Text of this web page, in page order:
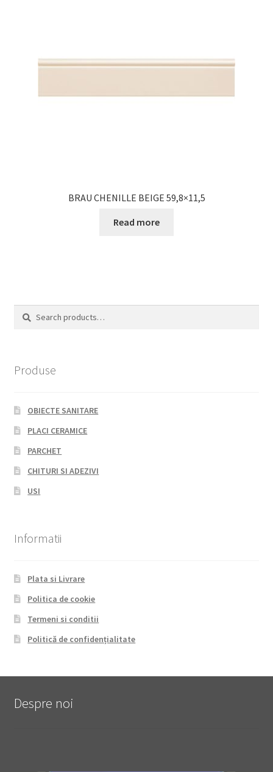
BRAU CHENILLE BEIGE 59,8×11,5
Read more
Search
Search
Produse
OBIECTE SANITARE
PLACI CERAMICE
PARCHET
CHITURI SI ADEZIVI
USI
Informatii
Plata si Livrare
Politica de cookie
Termeni si conditii
Politică de confidențialitate
Despre noi